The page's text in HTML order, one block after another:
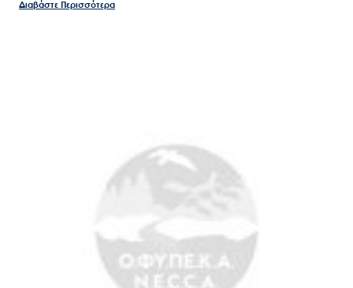
Άξονες δράσης
Μ.Δ.Π.Π.
Διαβάστε Περισσότερα